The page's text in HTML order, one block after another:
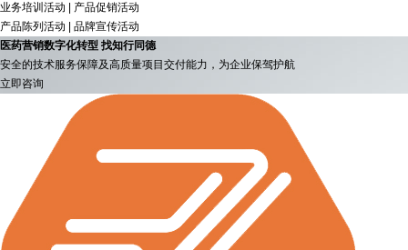
业务培训活动 | 产品促销活动
产品陈列活动 | 品牌宣传活动
医药营销数字化转型 找知行同德
安全的技术服务保障及高质量项目交付能力，为企业保驾护航
立即咨询